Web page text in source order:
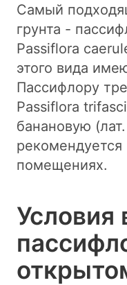
Самый
грунта -
Passiflora
этого вида
Пассифлору
Passiflora
банановую
помещениях.